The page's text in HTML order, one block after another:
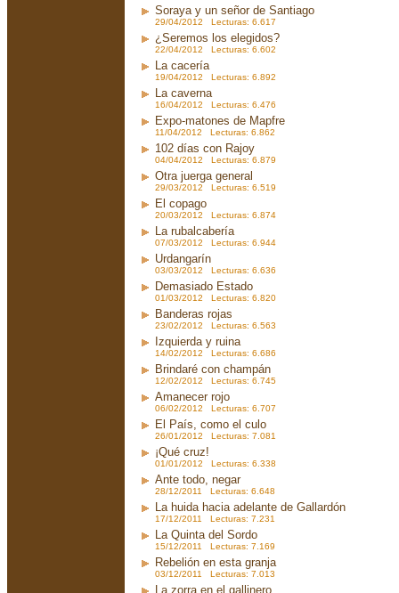
Soraya y un señor de Santiago
29/04/2012 Lecturas: 6.617
¿Seremos los elegidos?
22/04/2012 Lecturas: 6.602
La cacería
19/04/2012 Lecturas: 6.892
La caverna
16/04/2012 Lecturas: 6.476
Expo-matones de Mapfre
11/04/2012 Lecturas: 6.862
102 días con Rajoy
04/04/2012 Lecturas: 6.879
Otra juerga general
29/03/2012 Lecturas: 6.519
El copago
20/03/2012 Lecturas: 6.874
La rubalcabería
07/03/2012 Lecturas: 6.944
Urdangarín
03/03/2012 Lecturas: 6.636
Demasiado Estado
01/03/2012 Lecturas: 6.820
Banderas rojas
23/02/2012 Lecturas: 6.563
Izquierda y ruina
14/02/2012 Lecturas: 6.686
Brindaré con champán
12/02/2012 Lecturas: 6.745
Amanecer rojo
06/02/2012 Lecturas: 6.707
El País, como el culo
26/01/2012 Lecturas: 7.081
¡Qué cruz!
01/01/2012 Lecturas: 6.338
Ante todo, negar
28/12/2011 Lecturas: 6.648
La huida hacia adelante de Gallardón
17/12/2011 Lecturas: 7.231
La Quinta del Sordo
15/12/2011 Lecturas: 7.169
Rebelión en esta granja
03/12/2011 Lecturas: 7.013
La zorra en el gallinero